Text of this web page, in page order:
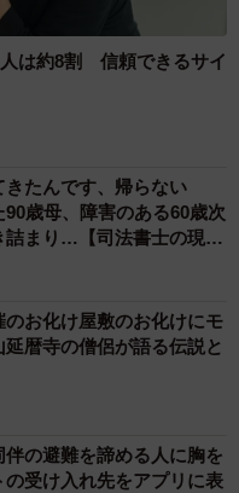
は約8割 信頼できるサイ
きたんです、帰らない
歳母、障害のある60歳次
詰まり…【司法書士の現場
お化け屋敷のお化けにモ
暦寺の僧侶が語る伝説と
の避難を諦める人に胸を
受け入れ先をアプリに表